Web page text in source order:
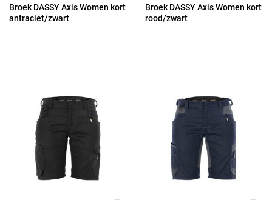
Broek DASSY Axis Women kort
antraciet/zwart
Broek DASSY Axis Women kort
rood/zwart